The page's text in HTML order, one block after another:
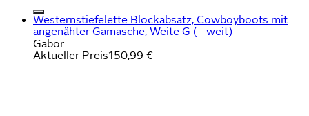
Westernstiefelette Blockabsatz, Cowboyboots mit
angenähter Gamasche, Weite G (= weit)
Gabor
Aktueller Preis150,99 €